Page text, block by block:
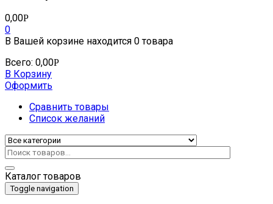
0,00Р
0
В Вашей корзине находится 0 товара
Всего: 0,00Р
В Корзину
Оформить
Сравнить товары
Список желаний
Каталог товаров
Toggle navigation